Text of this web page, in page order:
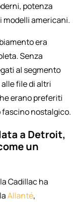
potenza
modelli americani.
era
Senza
al segmento
file di altri
erano preferiti
fascino nostalgico.
a Detroit,
un
Cadillac ha
Allanté,